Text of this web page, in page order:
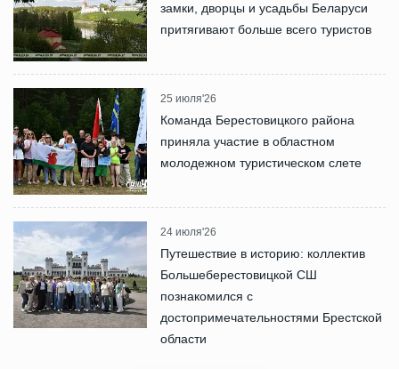
замки, дворцы и усадьбы Беларуси
притягивают больше всего туристов
25 июля'26
Команда Берестовицкого района
приняла участие в областном
молодежном туристическом слете
24 июля'26
Путешествие в историю: коллектив
Большеберестовицкой СШ
познакомился с
достопримечательностями Брестской
области